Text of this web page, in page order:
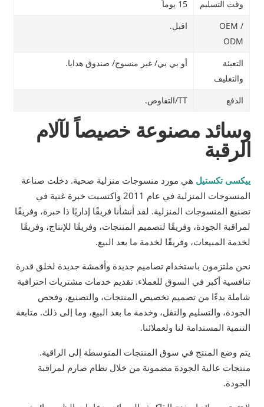
وقت التسليم
15 يوماً
OEM /
ODM
اقبل.
التعبئة
والتغليف
أو بي بي/ غير منسوج/ صندوق هدايا.
الدفع TT/التفاوض.
وسائد مصنوعة خصيصاً لآلام
الرقبة
ييكسى تكستيل هي مورد منسوجات منزلية صحية. دخلت صناعة
المنسوجات المنزلية في عام 2011 واكتسبت خبرة غنية في
تصنيع المنسوجات المنزلية. لقد أنشأنا فريقًا إداريًا ذا خبرة، وفريقًا
لمراقبة الجودة، وفريقًا لتصميم المنتجات، وفريقًا للإنتاج، وفريقًا
لخدمة المبيعات، وفريقًا لخدمة ما بعد البيع.
نحن ملتزمون باستخدام تصاميم جديدة وأقمشة جديدة لخلق قدرة
تنافسية أكبر في السوق للعملاء. تقديم خدمات مشتريات احترافية
شاملة بدءًا من تصميم تخصيص المنتجات، والتصنيع، وفحص
الجودة، والتسليم والنقل، وخدمة ما بعد البيع، وما إلى ذلك. متابعة
التنمية المستدامة لنا ولعملائنا.
يتم وضع المنتج في سوق المنتجات المتوسطة إلى الراقية.
منتجات عالية الجودة مضمونة من خلال نظام صارم لمراقبة
الجودة.